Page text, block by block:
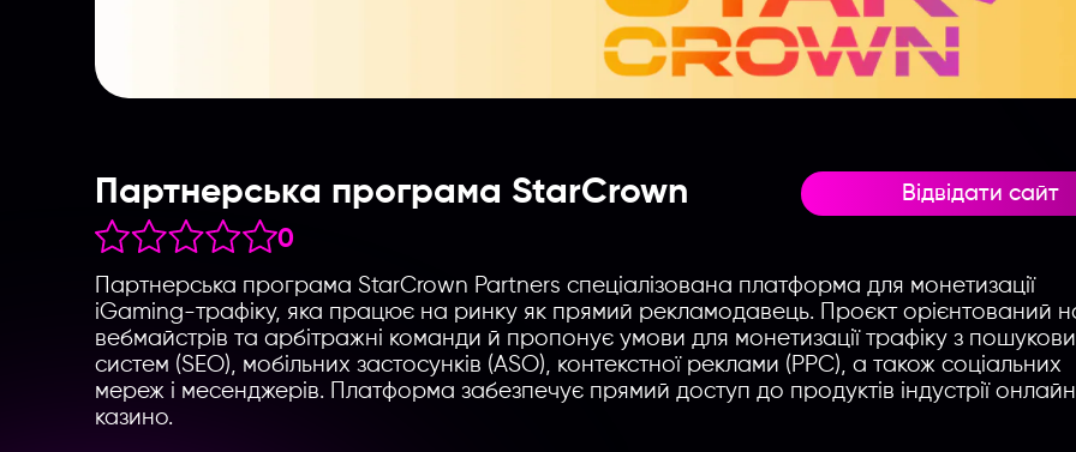
Партнерська програма StarCrown Відвідати сайт
0
Партнерська програма StarCrown Partners спеціалізована платформа для монетизації
iGaming-трафіку, яка працює на ринку як прямий рекламодавець. Проєкт орієнтований
вебмайстрів та арбітражні команди й пропонує умови для монетизації трафіку з
систем (SEO), мобільних застосунків (ASO), контекстної реклами (PPC), а також соціальних
мереж і месенджерів. Платформа забезпечує прямий доступ до продуктів індустрії
казино.